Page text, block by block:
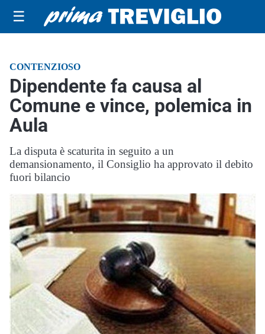
☰
CONTENZIOSO
Dipendente fa causa al
Comune e vince, polemica in
Aula
La disputa è scaturita in seguito a un
demansionamento, il Consiglio ha approvato il debito
fuori bilancio